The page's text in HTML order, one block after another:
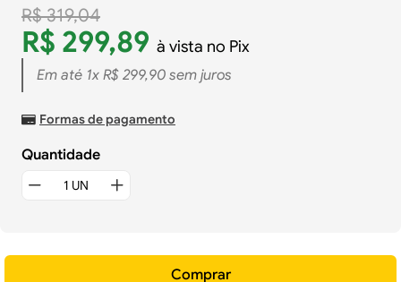
R$ 319,04
R$ 299,89 à vista no Pix
Em até 1x R$ 299,90sem juros
Formas de pagamento
Quantidade
Comprar